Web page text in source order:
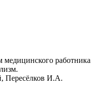
работника
Пересёлков И.А.